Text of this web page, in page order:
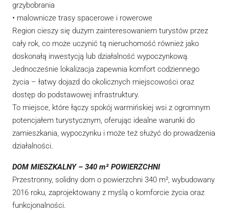
grzybobrania
• malownicze trasy spacerowe i rowerowe
Region cieszy się dużym zainteresowaniem turystów przez
cały rok, co może uczynić tą nieruchomość również jako
doskonałą inwestycją lub działalność wypoczynkową.
Jednocześnie lokalizacja zapewnia komfort codziennego
życia – łatwy dojazd do okolicznych miejscowości oraz
dostęp do podstawowej infrastruktury.
To miejsce, które łączy spokój warmińskiej wsi z ogromnym
potencjałem turystycznym, oferując idealne warunki do
zamieszkania, wypoczynku i może też służyć do prowadzenia
działalności.
DOM MIESZKALNY – 340 m² POWIERZCHNI
Przestronny, solidny dom o powierzchni 340 m², wybudowany
2016 roku, zaprojektowany z myślą o komforcie życia oraz
funkcjonalności.